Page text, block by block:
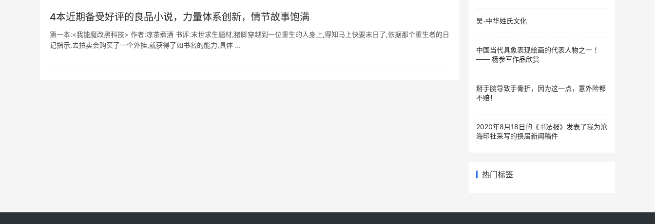
4本近期备受好评的良品小说，力量体系创新，情节故事饱满
第一本:<我能魔改黑科技> 作者:凉茶煮酒 书评:末世求生题材,猪脚穿越到一位重生的人身上,得知马上快要末日了,依据那个重生者的日
记指示,去拍卖会购买了一个外挂,就获得了如书名的能力,具体 ...
吴-中华姓氏文化
中国当代具象表现绘画的代表人物之一 ！
—— 杨参军作品欣赏
掰手腕导致手骨折，因为这一点，意外险都
不赔！
2020年8月18日的《书法报》发表了我为沧
海印社采写的换届新闻​稿件
热门标签